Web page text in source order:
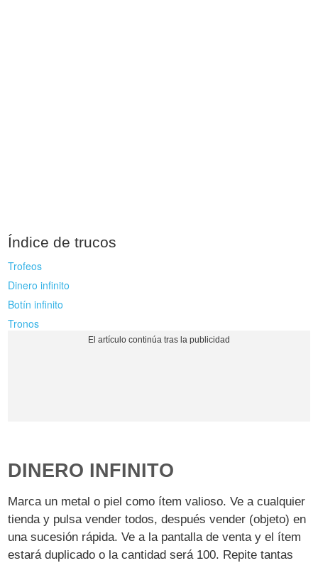
Índice de trucos
Trofeos
Dinero infinito
Botín infinito
Tronos
DINERO INFINITO
Marca un metal o piel como ítem valioso. Ve a cualquier
tienda y pulsa vender todos, después vender (objeto) en
una sucesión rápida. Ve a la pantalla de venta y el ítem
estará duplicado o la cantidad será 100. Repite tantas